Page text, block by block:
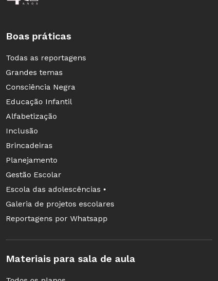
Boas práticas
Todas as reportagens
Grandes temas
Consciência Negra
Educação Infantil
Alfabetização
Inclusão
Brincadeiras
Planejamento
Gestão Escolar
Escola das adolescências •
Galeria de projetos escolares
Reportagens por Whatsapp
Materiais para sala de aula